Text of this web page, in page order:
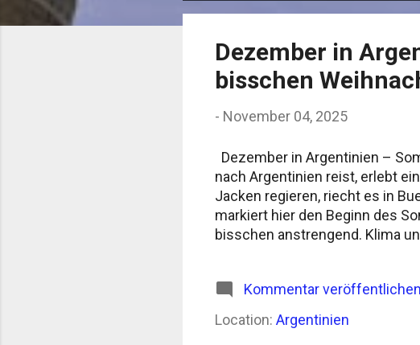
o
Dezember in
bisschen
- November 04, 2025
Dezember in Argentinien –
nach Argentinien reist, erlebt
Jacken regieren, riecht es in
markiert hier den Beginn des
bisschen anstrengend. Klima
„tormenta“, ein kurzes,
nach Staub und Asphalt – aber
Mar del Plata oder Pinamar,
Kommentar veröffentlichen
Location: Argentinien